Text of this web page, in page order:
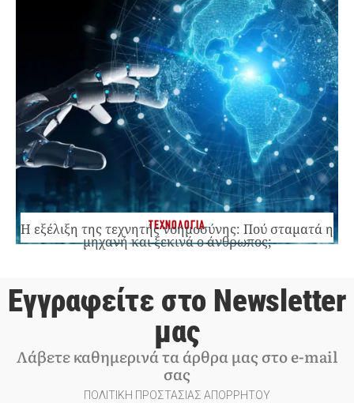
ΤΕΧΝΟΛΟΓΙΑ
Η εξέλιξη της τεχνητής νοημοσύνης: Πού σταματά η
μηχανή και ξεκινά ο άνθρωπος;
Εγγραφείτε στο Newsletter
μας
Λάβετε καθημερινά τα άρθρα μας στο e-mail
σας
ΠΟΛΙΤΙΚΗ ΠΡΟΣΤΑΣΙΑΣ ΑΠΟΡΡΗΤΟΥ